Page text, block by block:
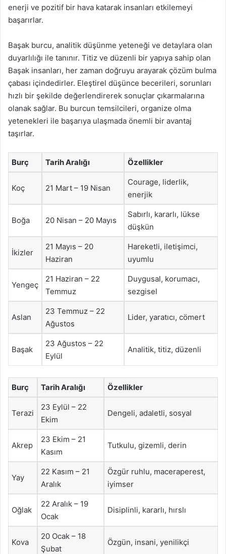
enerji ve pozitif bir hava katarak insanları etkilemeyi
başarırlar.
Başak burcu, analitik düşünme yeteneği ve detaylara olan
duyarlılığı ile tanınır. Titiz ve düzenli bir yapıya sahip olan
Başak insanları, her zaman doğruyu arayarak çözüm bulma
çabası içindedirler. Eleştirel düşünce becerileri, sorunları
hızlı bir şekilde değerlendirerek sonuçlar çıkarmalarına
olanak sağlar. Bu burcun temsilcileri, organize olma
yetenekleri ile başarıya ulaşmada önemli bir avantaj
taşırlar.
Burç Tarih Aralığı Özellikler
Koç 21 Mart – 19 Nisan
Courage, liderlik,
enerjik
Boğa 20 Nisan – 20 Mayıs
Sabırlı, kararlı, lükse
düşkün
İkizler
21 Mayıs – 20
Haziran
Hareketli, iletişimci,
uyumlu
Yengeç
21 Haziran – 22
Temmuz
Duygusal, korumacı,
sezgisel
Aslan
23 Temmuz – 22
Ağustos
Lider, yaratıcı, cömert
Başak
23 Ağustos – 22
Eylül
Analitik, titiz, düzenli
Burç Tarih Aralığı Özellikler
Terazi
23 Eylül – 22
Ekim
Dengeli, adaletli, sosyal
Akrep
23 Ekim – 21
Kasım
Tutkulu, gizemli, derin
Yay
22 Kasım – 21
Aralık
Özgür ruhlu, maceraperest,
iyimser
Oğlak
22 Aralık – 19
Ocak
Disiplinli, kararlı, hırslı
Kova
20 Ocak – 18
Şubat
Özgün, insani, yenilikçi